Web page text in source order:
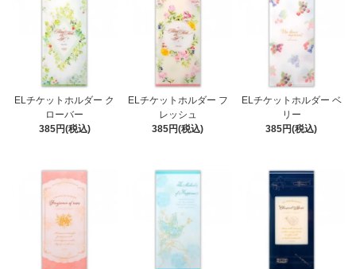
ELチケットホルダー ク
ローバー
385円(税込)
ELチケットホルダー フ
レッシュ
385円(税込)
ELチケットホルダー ベ
リー
385円(税込)